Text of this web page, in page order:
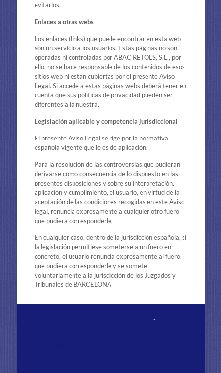
evitarlos.
Enlaces a otras webs
Los enlaces (links) que puede encontrar en esta web
son un servicio a los usuarios. Estas páginas no son
operadas ni controladas por ABAC RETOLS, S.L., por
ello, no se hace responsable de los contenidos de esos
sitios web ni están cubiertas por el presente Aviso
Legal. Si accede a estas páginas webs deberá tener en
cuenta que sus políticas de privacidad pueden ser
diferentes a la nuestra.
Legislación aplicable y competencia jurisdiccional
El presente Aviso Legal se rige por la normativa
española vigente que le es de aplicación.
Para la resolución de las controversias que pudieran
derivarse como consecuencia de lo dispuesto en las
presentes disposiciones y sobre su interpretación,
aplicación y cumplimiento, el usuario, en virtud de la
aceptación de las condiciones recogidas en este Aviso
legal, renuncia expresamente a cualquier otro fuero
que pudiera corresponderle.
En cualquier caso, dentro de la jurisdicción española, si
la legislación permitiese someterse a un fuero en
concreto, el usuario renuncia expresamente al fuero
que pudiera corresponderle y se somete
voluntariamente a la jurisdicción de los Juzgados y
Tribunales de BARCELONA
-